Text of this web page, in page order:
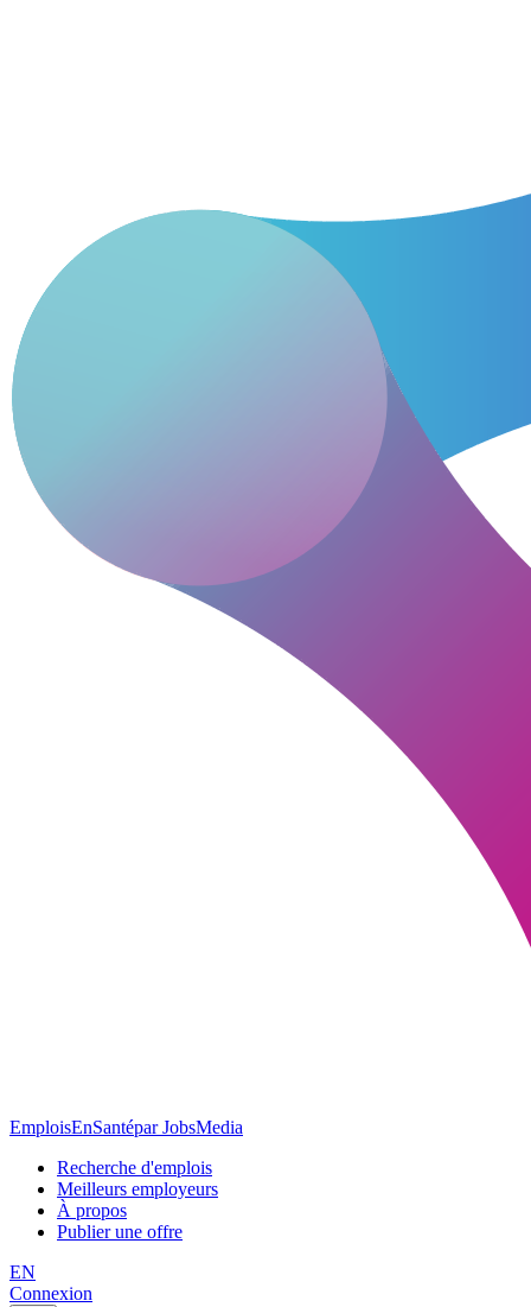
EmploisEnSantépar JobsMedia
Recherche d'emplois
Meilleurs employeurs
À propos
Publier une offre
EN
Connexion